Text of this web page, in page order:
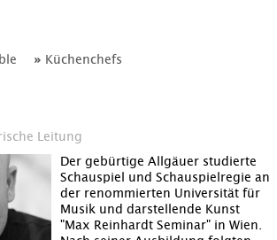
Küchenchefs
Leitung
Der gebürtige Allgäuer studierte
Schauspiel und Schauspielregie an
der renommierten Universität für
Musik und darstellende Kunst
"Max Reinhardt Seminar" in Wien.